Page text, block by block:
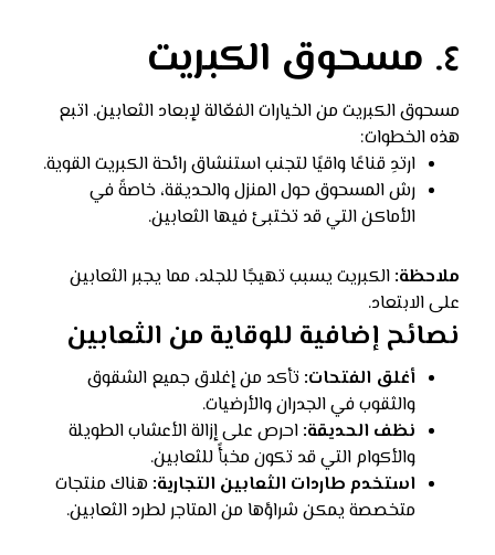
٤. مسحوق الكبريت
مسحوق الكبريت من الخيارات الفعّالة لإبعاد الثعابين. اتبع
هذه الخطوات:
ارتدِ قناعًا واقيًا لتجنب استنشاق رائحة الكبريت القوية.
رش المسحوق حول المنزل والحديقة، خاصةً في
الأماكن التي قد تختبئ فيها الثعابين.
ملاحظة: الكبريت يسبب تهيجًا للجلد، مما يجبر الثعابين
على الابتعاد.
نصائح إضافية للوقاية من الثعابين
أغلق الفتحات: تأكد من إغلاق جميع الشقوق
والثقوب في الجدران والأرضيات.
نظف الحديقة: احرص على إزالة الأعشاب الطويلة
والأكوام التي قد تكون مخبأً للثعابين.
استخدم طاردات الثعابين التجارية: هناك منتجات
متخصصة يمكن شراؤها من المتاجر لطرد الثعابين.